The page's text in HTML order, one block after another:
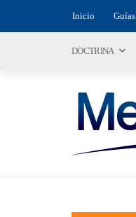
Inicio Guías
DOCTRINA